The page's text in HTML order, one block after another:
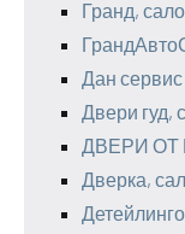
Гранд,
Дан сервис
Двери гуд,
ДВЕРИ ОТ
Дверка,